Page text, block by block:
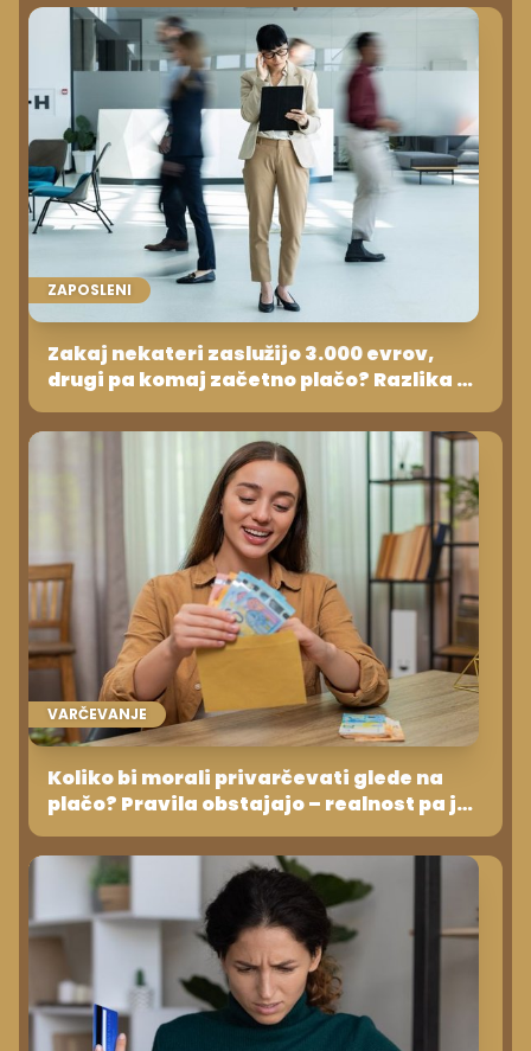
ZAPOSLENI
Zakaj nekateri zaslužijo 3.000 evrov,
drugi pa komaj začetno plačo? Razlika ni
samo v službi
VARČEVANJE
Koliko bi morali privarčevati glede na
plačo? Pravila obstajajo – realnost pa je
bolj zapletena